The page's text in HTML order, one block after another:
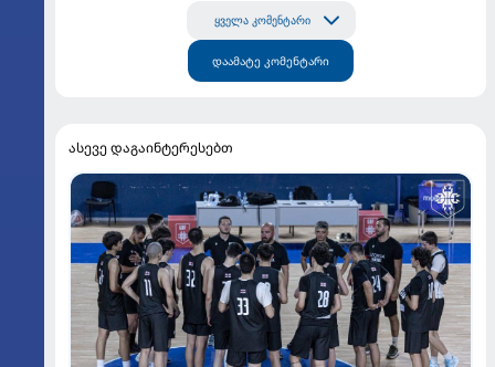
ყველა კომენტარი
დაამატე კომენტარი
ასევე დაგაინტერესებთ